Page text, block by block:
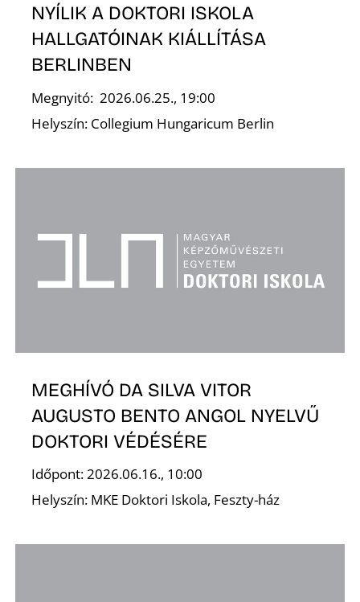
NYÍLIK A DOKTORI ISKOLA
HALLGATÓINAK KIÁLLÍTÁSA
BERLINBEN
Megnyitó: 2026.06.25., 19:00
Helyszín: Collegium Hungaricum Berlin
MEGHÍVÓ DA SILVA VITOR
AUGUSTO BENTO ANGOL NYELVŰ
DOKTORI VÉDÉSÉRE
Időpont: 2026.06.16., 10:00
Helyszín: MKE Doktori Iskola, Feszty-ház